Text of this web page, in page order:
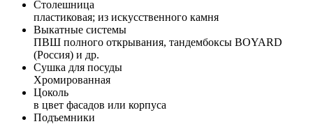
Столешница
пластиковая; из искусственного камня
Выкатные системы
ПВШ полного открывания, тандембоксы BOYARD
(Россия) и др.
Сушка для посуды
Хромированная
Цоколь
в цвет фасадов или корпуса
Подъемники